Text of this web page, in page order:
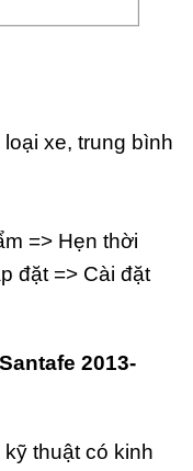
xe, trung bình
=> Hẹn thời
đặt => Cài đặt
2013-
thuật có kinh